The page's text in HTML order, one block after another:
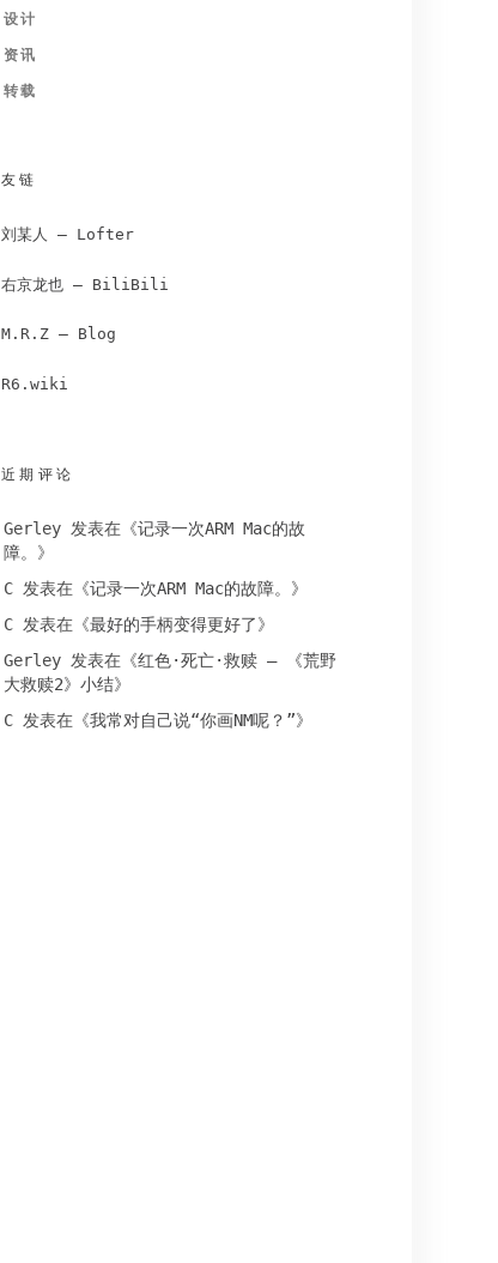
设计
资讯
转载
友链
刘某人 – Lofter
右京龙也 – BiliBili
M.R.Z – Blog
R6.wiki
近期评论
Gerley 发表在《记录一次ARM Mac的故
障。 》
C 发表在《记录一次ARM Mac的故障。 》
C 发表在《最好的手柄变得更好了》
Gerley 发表在《红色·死亡·救赎 – 《荒野
大救赎2》小结》
C 发表在《我常对自己说“你画NM呢？”》